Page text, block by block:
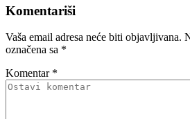
Komentariši
Vaša email adresa neće biti objavljivana.
označena sa *
Komentar *